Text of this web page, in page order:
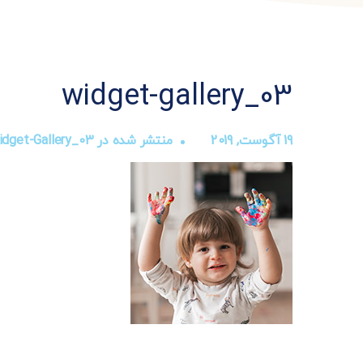
widget-gallery_03
19 آگوست, 2019 منتشر شده درGallery_03